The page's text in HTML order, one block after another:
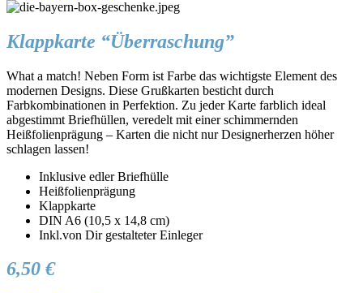
Klappkarte “Überraschung”
What a match! Neben Form ist Farbe das wichtigste Element des
modernen Designs. Diese Grußkarten besticht durch
Farbkombinationen in Perfektion. Zu jeder Karte farblich ideal
abgestimmt Briefhüllen, veredelt mit einer schimmernden
Heißfolienprägung – Karten die nicht nur Designerherzen höher
schlagen lassen!
Inklusive edler Briefhülle
Heißfolienprägung
Klappkarte
DIN A6 (10,5 x 14,8 cm)
Inkl.von Dir gestalteter Einleger
6,50 €